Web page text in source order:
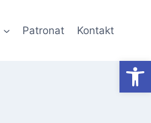
Patronat Kontakt